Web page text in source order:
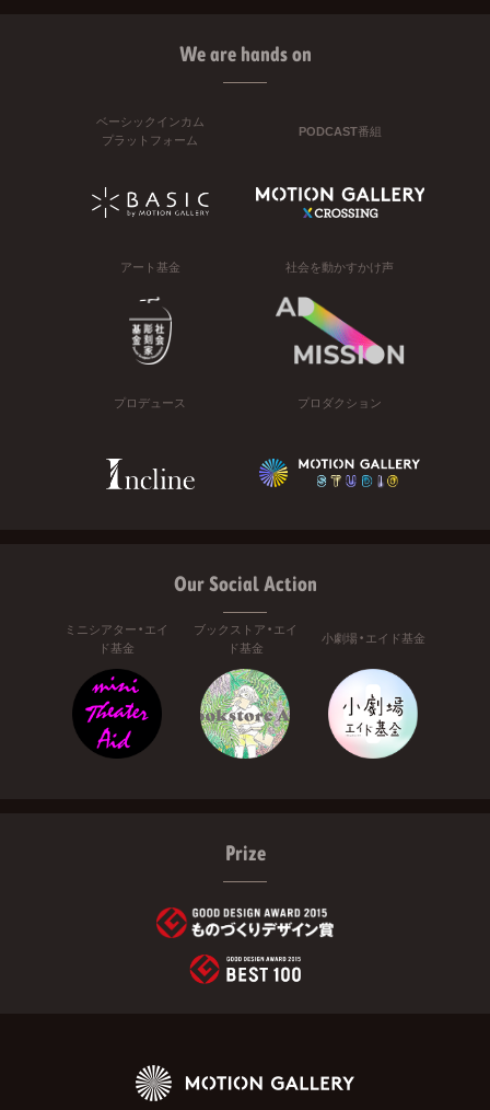
We are hands on
ベーシックインカム
プラットフォーム
PODCAST番組
アート基金 社会を動かすかけ声
プロデュース プロダクション
Our Social Action
ミニシアター・エイ
ド基金
ブックストア・エイ
ド基金
小劇場・エイド基金
Prize